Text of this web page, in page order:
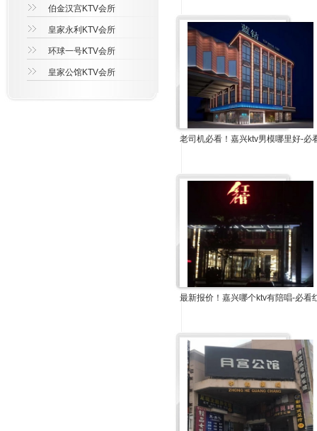
伯金汉宫KTV会所
皇家永利KTV会所
环球一号KTV会所
皇家公馆KTV会所
老司机必看！嘉兴ktv男模哪里好-必
最新报价！嘉兴哪个ktv有陪唱-必看